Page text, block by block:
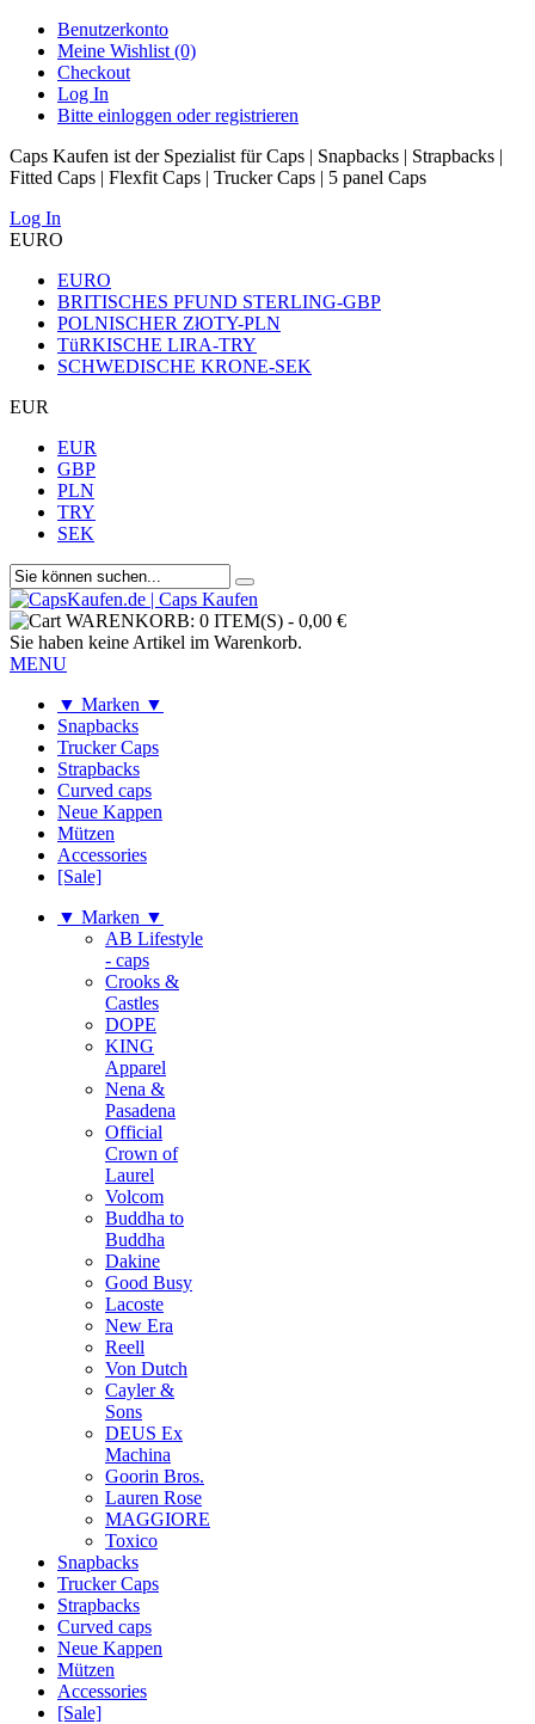
Benutzerkonto
Meine Wishlist (0)
Checkout
Log In
Bitte einloggen oder registrieren
Caps Kaufen ist der Spezialist für Caps | Snapbacks | Strapbacks |
Fitted Caps | Flexfit Caps | Trucker Caps | 5 panel Caps
Log In
EURO
EURO
BRITISCHES PFUND STERLING-GBP
POLNISCHER ZłOTY-PLN
TüRKISCHE LIRA-TRY
SCHWEDISCHE KRONE-SEK
EUR
EUR
GBP
PLN
TRY
SEK
WARENKORB: 0 ITEM(S) - 0,00 €
Sie haben keine Artikel im Warenkorb.
MENU
▼ Marken ▼
Snapbacks
Trucker Caps
Strapbacks
Curved caps
Neue Kappen
Mützen
Accessories
[Sale]
▼ Marken ▼
AB Lifestyle
- caps
Crooks &
Castles
DOPE
KING
Apparel
Nena &
Pasadena
Official
Crown of
Laurel
Volcom
Buddha to
Buddha
Dakine
Good Busy
Lacoste
New Era
Reell
Von Dutch
Cayler &
Sons
DEUS Ex
Machina
Goorin Bros.
Lauren Rose
MAGGIORE
Toxico
Snapbacks
Trucker Caps
Strapbacks
Curved caps
Neue Kappen
Mützen
Accessories
[Sale]